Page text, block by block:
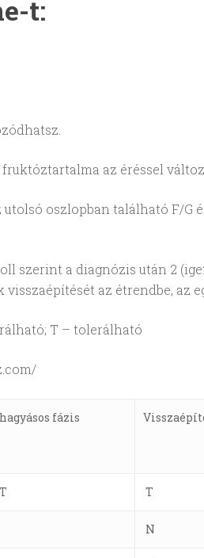
t:
az éréssel
oszlopban található F/
szerint a diagnózis után 2
az étrendbe, az
T – tolerálható
fázis
T
N